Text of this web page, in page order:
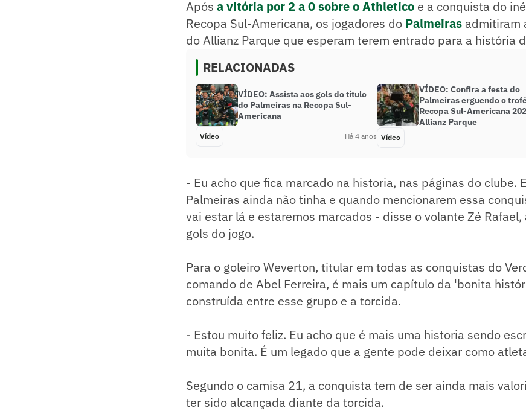
Após a vitória por 2 a 0 sobre o Athletico e a conquista do
Recopa Sul-Americana, os jogadores do Palmeiras admitiram
do Allianz Parque que esperam terem entrado para a história
RELACIONADAS
VÍDEO: Assista aos gols do título
do Palmeiras na Recopa Sul-
Americana
Vídeo Há 4 anos
VÍDEO: Confira a festa do
Palmeiras erguendo o
Recopa Sul-Americana
Allianz Parque
Vídeo
- Eu acho que fica marcado na historia, nas páginas do clube.
Palmeiras ainda não tinha e quando mencionarem essa
vai estar lá e estaremos marcados - disse o volante Zé
gols do jogo.
Para o goleiro Weverton, titular em todas as conquistas do
comando de Abel Ferreira, é mais um capítulo da 'bonita
construída entre esse grupo e a torcida.
- Estou muito feliz. Eu acho que é mais uma historia sendo
muita bonita. É um legado que a gente pode deixar como
Segundo o camisa 21, a conquista tem de ser ainda mais
ter sido alcançada diante da torcida.